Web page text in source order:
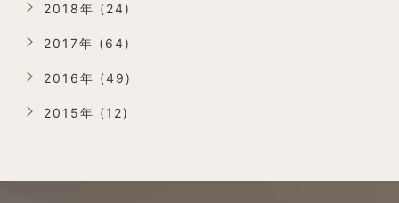
2018年 (24)
2017年 (64)
2016年 (49)
2015年 (12)